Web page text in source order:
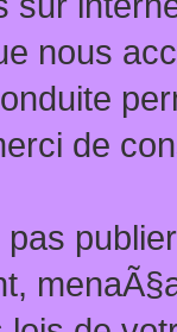
nous
de